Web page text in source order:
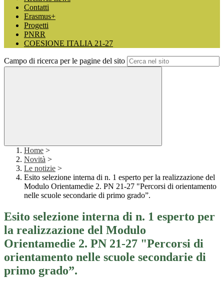
Contatti
Erasmus+
Progetti
PNRR
COESIONE ITALIA 21-27
Campo di ricerca per le pagine del sito
Home >
Novità >
Le notizie >
Esito selezione interna di n. 1 esperto per la realizzazione del
Modulo Orientamedie 2. PN 21-27 "Percorsi di orientamento
nelle scuole secondarie di primo grado”.
Esito selezione interna di n. 1 esperto per
la realizzazione del Modulo
Orientamedie 2. PN 21-27 "Percorsi di
orientamento nelle scuole secondarie di
primo grado”.